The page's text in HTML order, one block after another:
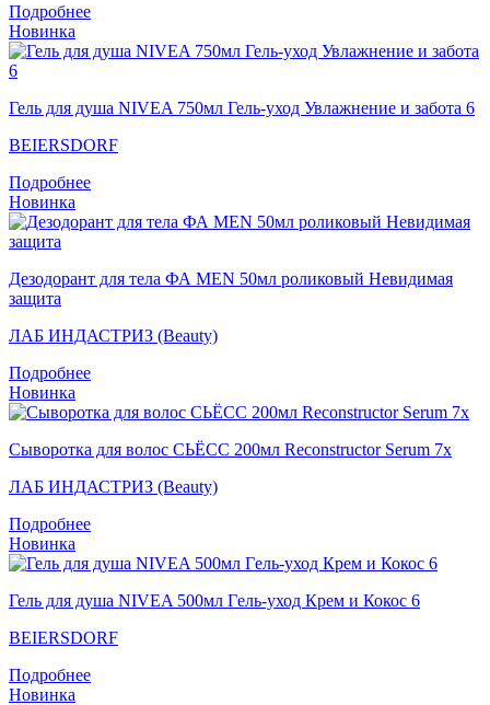
Подробнее
Новинка
Гель для душа NIVEA 750мл Гель-уход Увлажнение и забота 6
BEIERSDORF
Подробнее
Новинка
Дезодорант для тела ФА MEN 50мл роликовый Невидимая
защита
ЛАБ ИНДАСТРИЗ (Beauty)
Подробнее
Новинка
Сыворотка для волос СЬЁСС 200мл Reconstructor Serum 7x
ЛАБ ИНДАСТРИЗ (Beauty)
Подробнее
Новинка
Гель для душа NIVEA 500мл Гeль-уход Крем и Кокос 6
BEIERSDORF
Подробнее
Новинка